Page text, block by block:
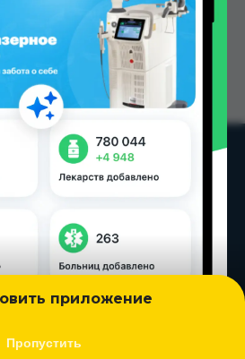
приложение
Пропустить